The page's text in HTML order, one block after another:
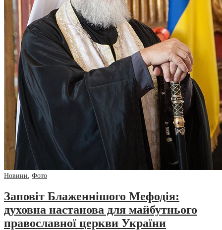
Новини Фото
Заповіт Блаженнішого Мефодія:
духовна настанова для майбутнього
православної церкви України